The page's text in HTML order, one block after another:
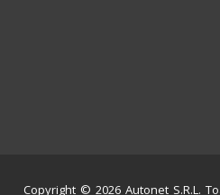
Copyright © 2026 Autonet S.R.L.